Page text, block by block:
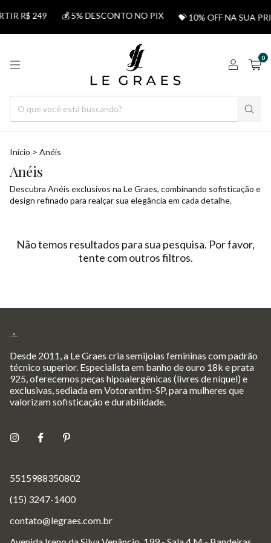
R$ 249 💰 5% DESCONTO NO PIX 💝 10% OFF NA SUA
0
Início > Anéis
Anéis
Descubra Anéis exclusivos na Le Graes, combinando sofisticação e
design refinado para realçar sua elegância em cada detalhe.
Não temos resultados para sua pesquisa. Por favor,
tente com outros filtros.
Desde 2011, a Le Graes cria semijoias femininas com padrão
técnico superior. Especialista em banho de ouro 18k e prata
925, oferecemos peças hipoalergênicas (livres de níquel) e
exclusivas, sediada em Votorantim-SP, para mulheres que
valorizam sofisticação e durabilidade.
5515988350802
(15) 3247-1400
contato@legraes.com.br